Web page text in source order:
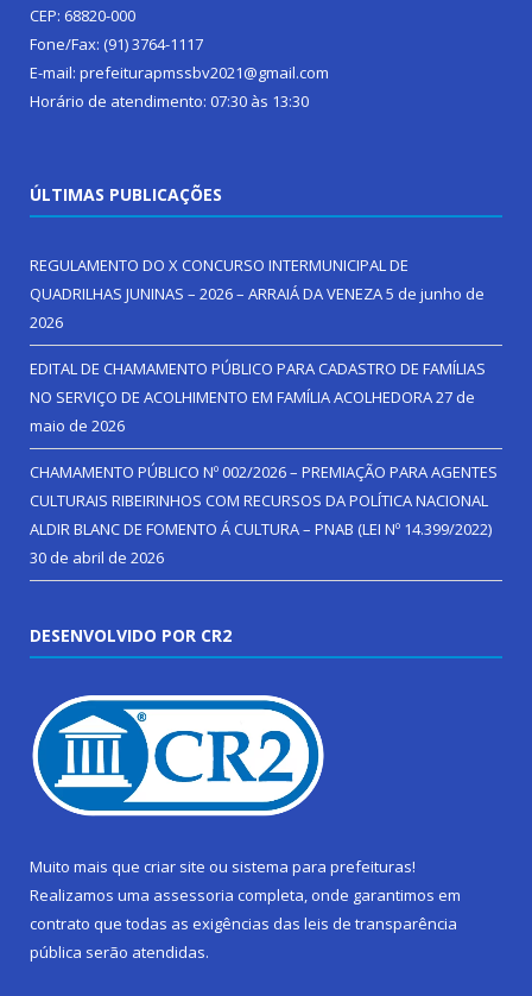
CEP: 68820-000
Fone/Fax: (91) 3764-1117
E-mail: prefeiturapmssbv2021@gmail.com
Horário de atendimento: 07:30 às 13:30
ÚLTIMAS PUBLICAÇÕES
REGULAMENTO DO X CONCURSO INTERMUNICIPAL DE
QUADRILHAS JUNINAS – 2026 – ARRAIÁ DA VENEZA5 de junho de
2026
EDITAL DE CHAMAMENTO PÚBLICO PARA CADASTRO DE FAMÍLIAS
NO SERVIÇO DE ACOLHIMENTO EM FAMÍLIA ACOLHEDORA27 de
maio de 2026
CHAMAMENTO PÚBLICO Nº 002/2026 – PREMIAÇÃO PARA AGENTES
CULTURAIS RIBEIRINHOS COM RECURSOS DA POLÍTICA NACIONAL
ALDIR BLANC DE FOMENTO Á CULTURA – PNAB (LEI Nº 14.399/2022)
30 de abril de 2026
DESENVOLVIDO POR CR2
Muito mais que criar site ou sistema para prefeituras!
Realizamos uma assessoria completa, onde garantimos em
contrato que todas as exigências das leis de transparência
pública serão atendidas.